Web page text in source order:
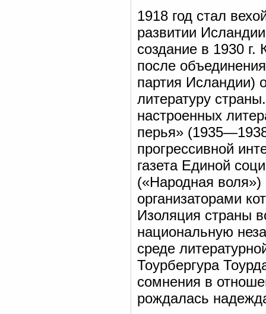
1918 год стал
развитии
создание в 1930 г.
после
партия Исландии)
литературу
настроенных
перья»
прогрессивной
газета Единой
(«Народная воля»)
организаторами
Изоляция страны
национальную
среде
Тоурбергура
сомнения в
рождалась